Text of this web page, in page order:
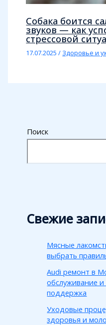
Собака боится
звуков — как
стрессовой
17.07.2025/ Здоровье и
Поиск
Свежие
Мясные
выбрать
Audi ремонт в
обслуживание и
поддержка
Уходовые
здоровья и